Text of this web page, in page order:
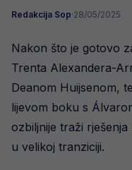
Redakcija Sop·28/05/2025
Nakon što je gotovo
Trenta Alexandera-
Deanom Huijsenom,
lijevom boku s
ozbiljnije traži
u velikoj tranziciji.